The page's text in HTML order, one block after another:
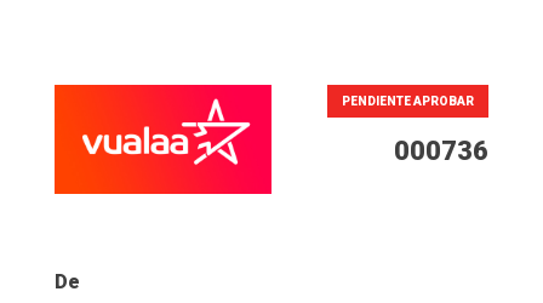
PENDIENTE APROBAR
000736
De